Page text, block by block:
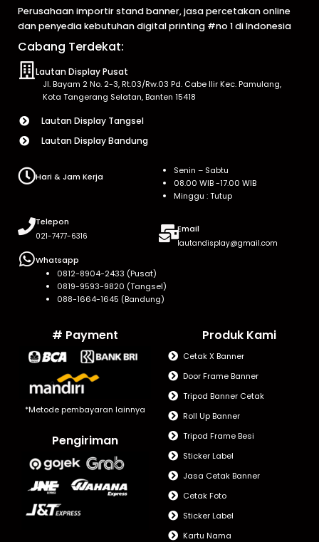
Perusahaan importir stand banner, jasa percetakan online
dan penyedia kebutuhan digital printing #no 1 di Indonesia
Cabang Terdekat:
Lautan Display Pusat
Jl. Bayam 2 No. 2-3, Rt.03/Rw.03 Pd. Cabe Ilir Kec. Pamulang,
Kota Tangerang Selatan, Banten 15418
Lautan Display Tangsel
Lautan Display Bandung
Hari & Jam Kerja
Senin – Sabtu
08.00 WIB -17.00 WIB
Minggu : Tutup
Telepon
021-7477-6316
Email
lautandisplay@gmail.com
Whatsapp
0812-8904-2433 (Pusat)
0819-9593-9820 (Tangsel)
088-1664-1645 (Bandung)
# Payment
*Metode pembayaran lainnya
Pengiriman
Produk Kami
Cetak X Banner
Door Frame Banner
Tripod Banner Cetak
Roll Up Banner
Tripod Frame Besi
Sticker Label
Jasa Cetak Banner
Cetak Foto
Sticker Label
Kartu Nama